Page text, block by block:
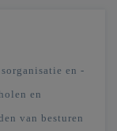
en -
en
van besturen